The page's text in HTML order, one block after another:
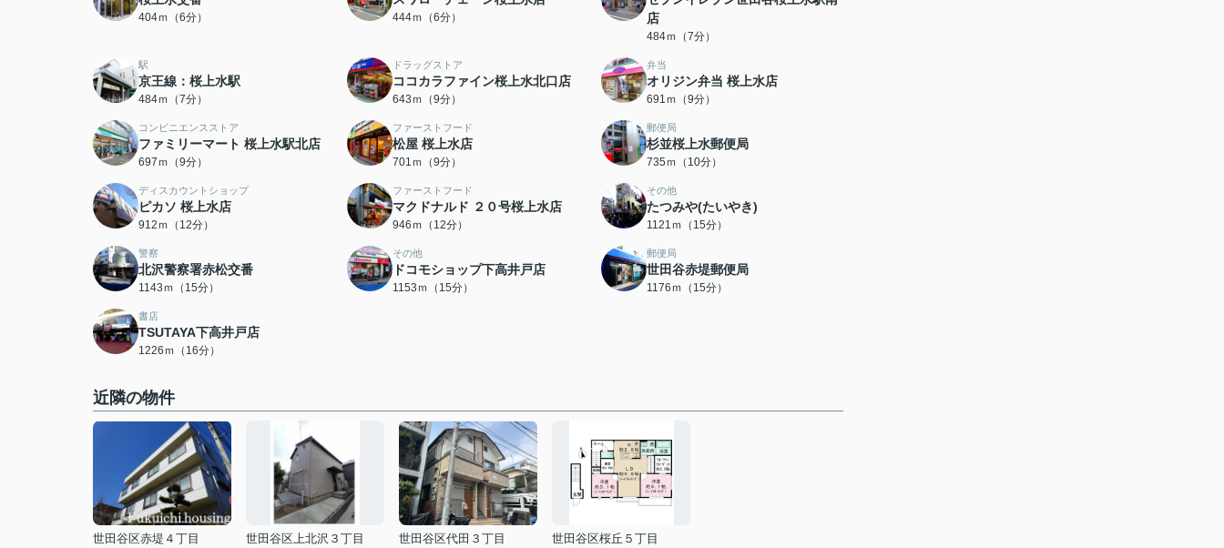
404ｍ（6分） 444ｍ（6分）
店
484ｍ（7分）
駅
京王線：桜上水駅
484ｍ（7分）
ドラッグストア
ココカラファイン桜上水北口店
643ｍ（9分）
弁当
オリジン弁当 桜上水店
691ｍ（9分）
コンビニエンスストア
ファミリーマート 桜上水駅北店
697ｍ（9分）
ファーストフード
松屋 桜上水店
701ｍ（9分）
郵便局
杉並桜上水郵便局
735ｍ（10分）
ディスカウントショップ
ピカソ 桜上水店
912ｍ（12分）
ファーストフード
マクドナルド ２０号桜上水店
946ｍ（12分）
その他
たつみや(たいやき)
1121ｍ（15分）
警察
北沢警察署赤松交番
1143ｍ（15分）
その他
ドコモショップ下高井戸店
1153ｍ（15分）
郵便局
世田谷赤堤郵便局
1176ｍ（15分）
書店
TSUTAYA下高井戸店
1226ｍ（16分）
近隣の物件
世田谷区赤堤４丁目
世田谷区上北沢３丁目
世田谷区代田３丁目
世田谷区桜丘５丁目